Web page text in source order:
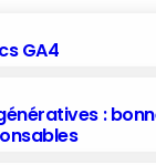
GA4
: